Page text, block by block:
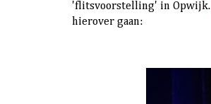
'flitsvoorstelling' in Opwijk.
hierover gaan: